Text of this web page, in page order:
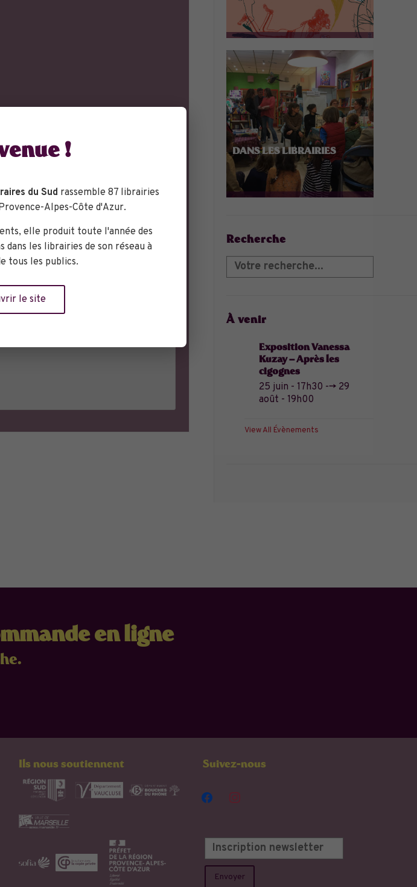
DANS LES LIBRAIRIES
Recherche
À venir
Exposition Vanessa
Kuzay – Après les
cigognes
25 juin - 17h30 --> 29
août - 19h00
View All Évènements
en ligne
Ils nous soutiennent Suivez-nous
facebookinstagram
!
du Sud rassemble 87 librairies
Alpes-Côte d'Azur.
elle produit toute l'année des
les librairies de son réseau à
tous les publics.
le site